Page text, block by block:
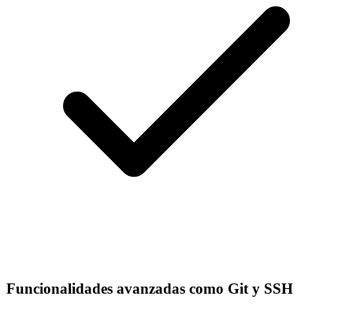
Funcionalidades avanzadas como Git y SSH